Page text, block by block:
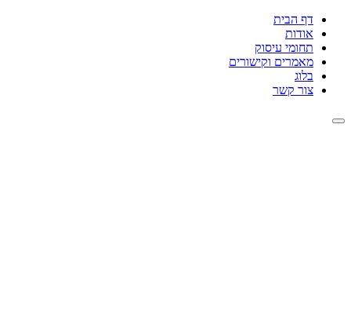
דף הבית
אודות
תחומי עיסוק
מאמרים וקישורים
בלוג
צור קשר